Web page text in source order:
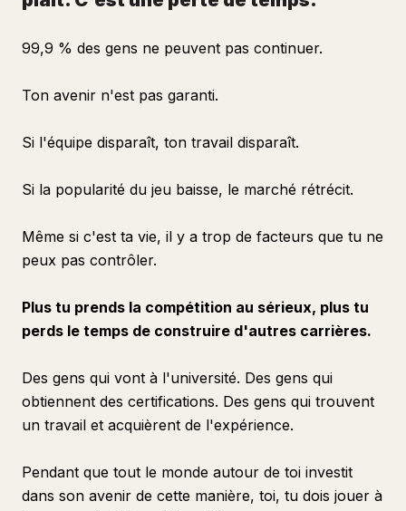
99,9 % des gens ne peuvent pas continuer.
Ton avenir n'est pas garanti.
Si l'équipe disparaît, ton travail disparaît.
Si la popularité du jeu baisse, le marché rétrécit.
Même si c'est ta vie, il y a trop de facteurs que tu ne
peux pas contrôler.
Plus tu prends la compétition au sérieux, plus tu
perds le temps de construire d'autres carrières.
Des gens qui vont à l'université. Des gens qui
obtiennent des certifications. Des gens qui trouvent
un travail et acquièrent de l'expérience.
Pendant que tout le monde autour de toi investit
dans son avenir de cette manière, toi, tu dois jouer à